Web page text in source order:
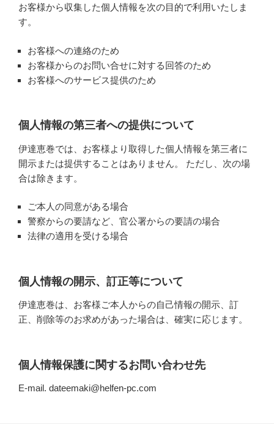
お客様から収集した個人情報を次の目的で利用いたしま
す。
お客様への連絡のため
お客様からのお問い合せに対する回答のため
お客様へのサービス提供のため
個人情報の第三者への提供について
伊達恵巻では、お客様より取得した個人情報を第三者に
開示または提供することはありません。 ただし、次の場
合は除きます。
ご本人の同意がある場合
警察からの要請など、官公署からの要請の場合
法律の適用を受ける場合
個人情報の開示、訂正等について
伊達恵巻は、お客様ご本人からの自己情報の開示、訂
正、削除等のお求めがあった場合は、確実に応じます。
個人情報保護に関するお問い合わせ先
E-mail. dateemaki@helfen-pc.com